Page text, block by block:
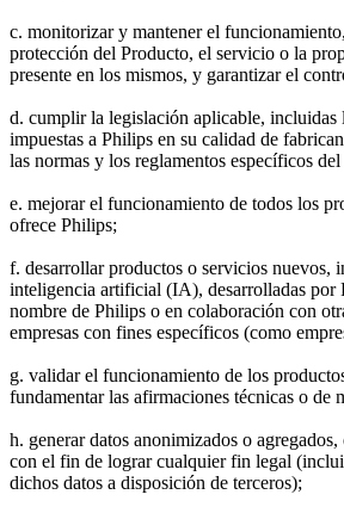
c. monitorizar y mantener el
protección del Producto, el servicio o la
presente en los mismos, y garantizar el
d. cumplir la legislación aplicable, incluidas
impuestas a Philips en su calidad de
las normas y los reglamentos específicos
e. mejorar el funcionamiento de todos los
ofrece Philips;
f. desarrollar productos o servicios nuevos,
inteligencia artificial (IA), desarrolladas por
nombre de Philips o en colaboración con
empresas con fines específicos (como
g. validar el funcionamiento de los
fundamentar las afirmaciones técnicas o de
h. generar datos anonimizados o
con el fin de lograr cualquier fin legal
dichos datos a disposición de terceros);